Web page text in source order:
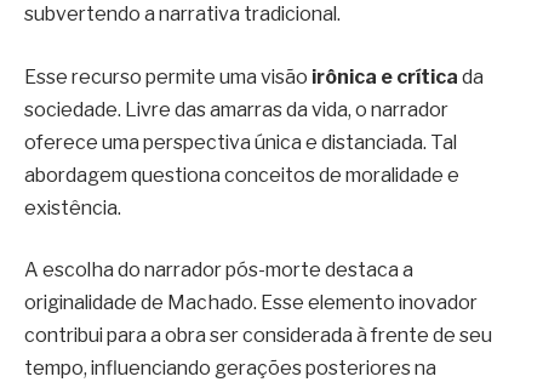
subvertendo a narrativa tradicional.
Esse recurso permite uma visão irônica e crítica da
sociedade. Livre das amarras da vida, o narrador
oferece uma perspectiva única e distanciada. Tal
abordagem questiona conceitos de moralidade e
existência.
A escolha do narrador pós-morte destaca a
originalidade de Machado. Esse elemento inovador
contribui para a obra ser considerada à frente de seu
tempo, influenciando gerações posteriores na